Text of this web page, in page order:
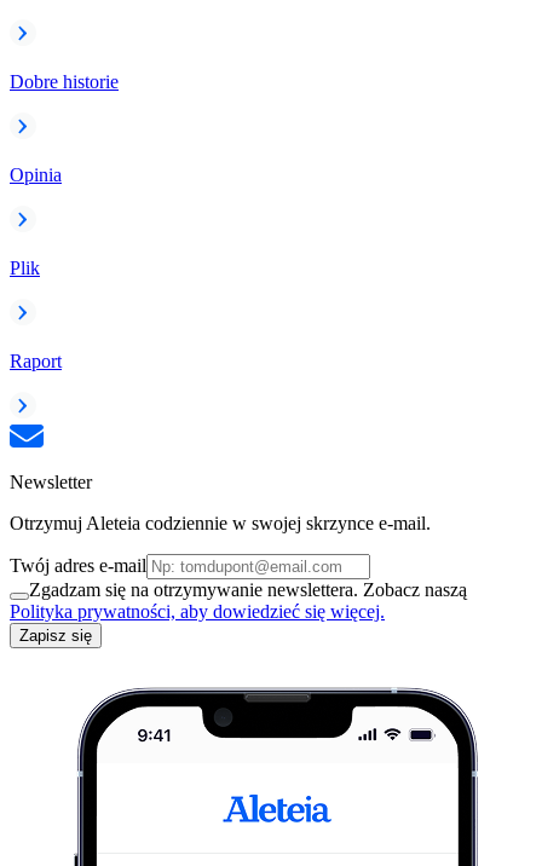
Dobre historie
Opinia
Plik
Raport
Newsletter
Otrzymuj Aleteia codziennie w swojej skrzynce e-mail.
Twój adres e-mail
Zgadzam się na otrzymywanie newslettera. Zobacz naszą
Polityka prywatności, aby dowiedzieć się więcej.
Zapisz się